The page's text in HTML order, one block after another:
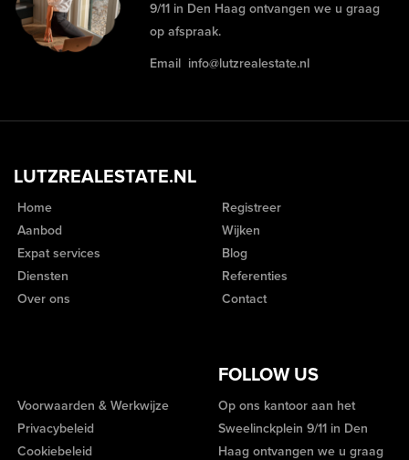
9/11 in Den Haag ontvangen we u graag
op afspraak.
Email info@lutzrealestate.nl
LUTZREALESTATE.NL
Home
Aanbod
Expat services
Diensten
Over ons
Registreer
Wijken
Blog
Referenties
Contact
FOLLOW US
Voorwaarden & Werkwijze
Privacybeleid
Cookiebeleid
Op ons kantoor aan het
Sweelinckplein 9/11 in Den
Haag ontvangen we u graag